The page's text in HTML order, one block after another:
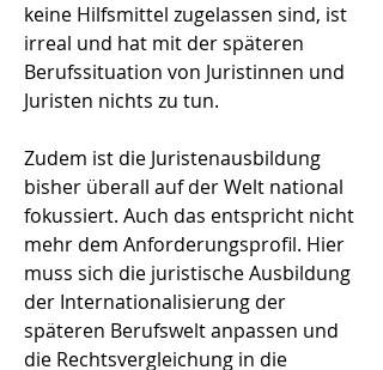
keine Hilfsmittel zugelassen sind, ist
irreal und hat mit der späteren
Berufssituation von Juristinnen und
Juristen nichts zu tun.
Zudem ist die Juristenausbildung
bisher überall auf der Welt national
fokussiert. Auch das entspricht nicht
mehr dem Anforderungsprofil. Hier
muss sich die juristische Ausbildung
der Internationalisierung der
späteren Berufswelt anpassen und
die Rechtsvergleichung in die